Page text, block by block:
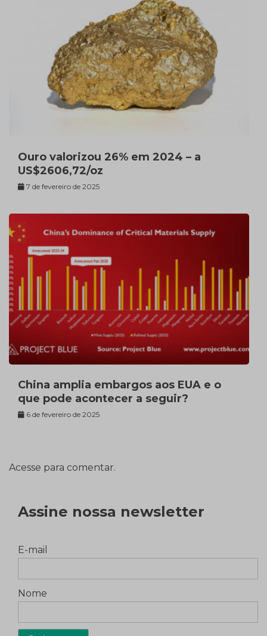
Ouro valorizou 26% em 2024 – a
US$2606,72/oz
7 de fevereiro de 2025
China amplia embargos aos EUA e o
que pode acontecer a seguir?
6 de fevereiro de 2025
Acesse para comentar.
Assine nossa newsletter
E-mail
Nome